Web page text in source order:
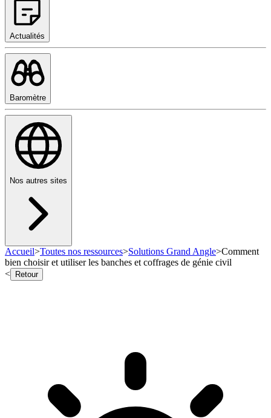
Actualités
Baromètre
Nos autres sites
Accueil>Toutes nos ressources>Solutions Grand Angle>Comment
bien choisir et utiliser les banches et coffrages de génie civil
<
Retour